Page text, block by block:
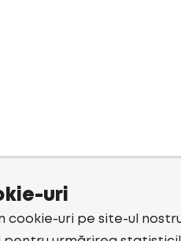
uri
cookie-uri pe site-ul